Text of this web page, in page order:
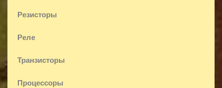
Резисторы
Реле
Транзисторы
Процессоры